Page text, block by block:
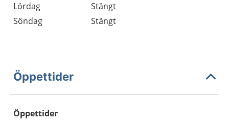
Lördag
Stängt
Söndag
Stängt
Öppettider
Öppettider